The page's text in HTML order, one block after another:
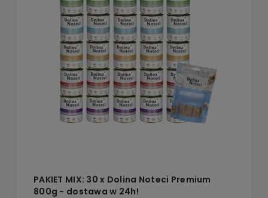
PAKIET MIX: 30 x Dolina Noteci Premium
800g - dostawa w 24h!